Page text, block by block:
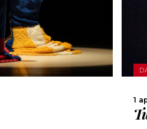
DI PIÙ
1